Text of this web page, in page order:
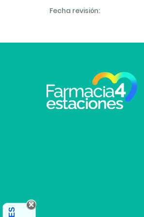
Fecha revisión: